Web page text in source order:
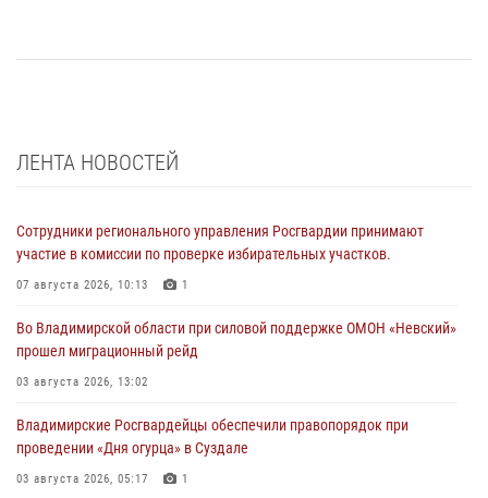
ЛЕНТА НОВОСТЕЙ
Сотрудники регионального управления Росгвардии принимают
участие в комиссии по проверке избирательных участков.
07 августа 2026, 10:13 1
Во Владимирской области при силовой поддержке ОМОН «Невский»
прошел миграционный рейд
03 августа 2026, 13:02
Владимирские Росгвардейцы обеспечили правопорядок при
проведении «Дня огурца» в Суздале
03 августа 2026, 05:17 1